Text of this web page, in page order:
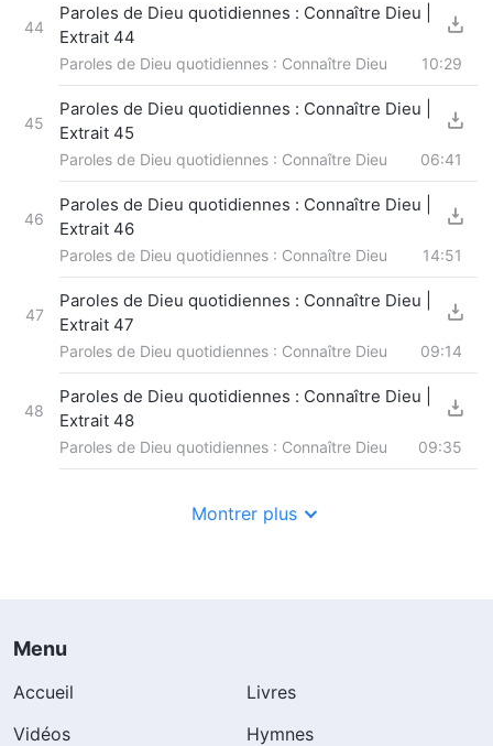
44
Paroles de Dieu quotidiennes : Connaître Dieu |
Extrait 44
Paroles de Dieu quotidiennes : Connaître Dieu 10:29
45
Paroles de Dieu quotidiennes : Connaître Dieu |
Extrait 45
Paroles de Dieu quotidiennes : Connaître Dieu 06:41
46
Paroles de Dieu quotidiennes : Connaître Dieu |
Extrait 46
Paroles de Dieu quotidiennes : Connaître Dieu 14:51
47
Paroles de Dieu quotidiennes : Connaître Dieu |
Extrait 47
Paroles de Dieu quotidiennes : Connaître Dieu 09:14
48
Paroles de Dieu quotidiennes : Connaître Dieu |
Extrait 48
Paroles de Dieu quotidiennes : Connaître Dieu 09:35
Montrer plus
Menu
Accueil
Livres
Vidéos
Hymnes